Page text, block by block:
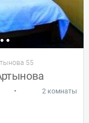
55
• 2 комнаты